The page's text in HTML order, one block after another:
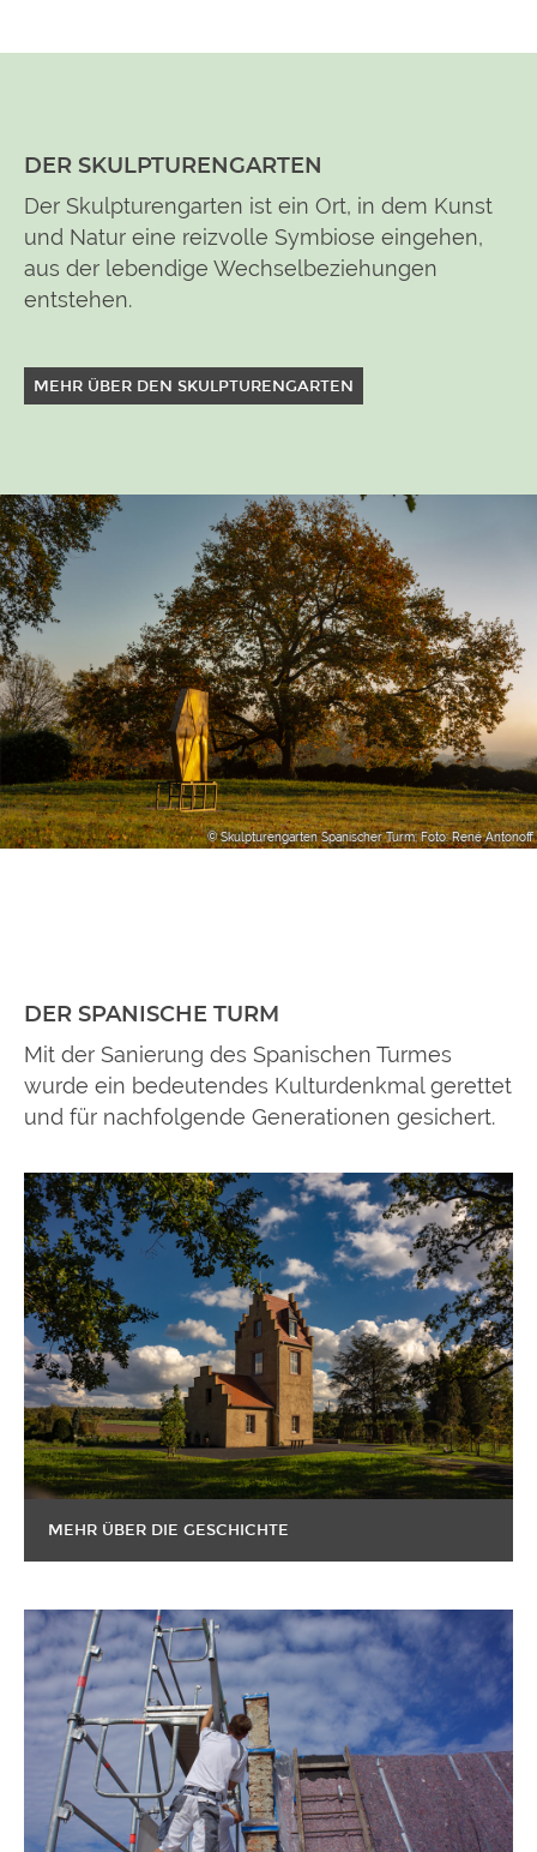
DER SKULPTURENGARTEN
Der Skulpturengarten ist ein Ort, in dem Kunst
und Natur eine reizvolle Symbiose eingehen,
aus der lebendige Wechselbeziehungen
entstehen.
MEHR ÜBER DEN SKULPTURENGARTEN
© Skulpturengarten Spanischer Turm; Foto: René Antonoff
DER SPANISCHE TURM
Mit der Sanierung des Spanischen Turmes
wurde ein bedeutendes Kulturdenkmal gerettet
und für nachfolgende Generationen gesichert.
MEHR ÜBER DIE GESCHICHTE